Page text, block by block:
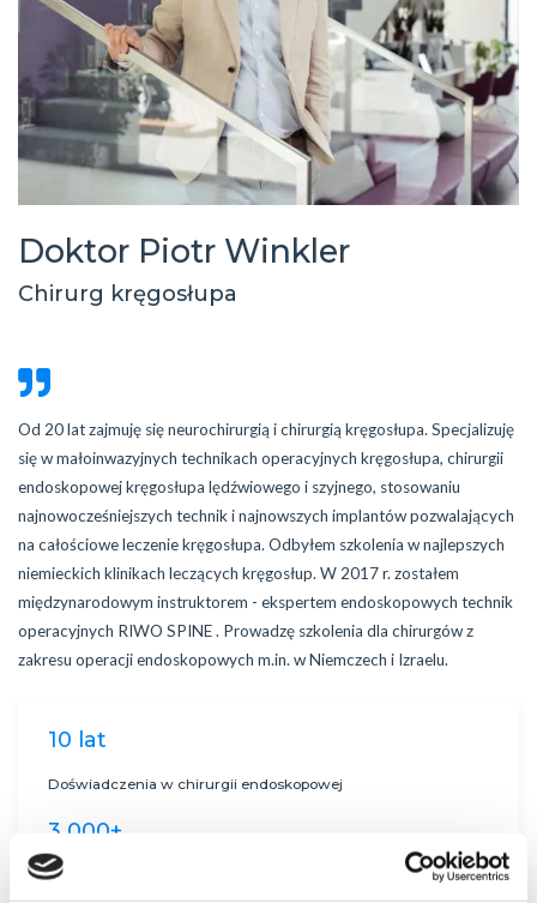
Doktor Piotr Winkler
Chirurg kręgosłupa
Od 20 lat zajmuję się neurochirurgią i chirurgią kręgosłupa. Specjalizuję
się w małoinwazyjnych technikach operacyjnych kręgosłupa, chirurgii
endoskopowej kręgosłupa lędźwiowego i szyjnego, stosowaniu
najnowocześniejszych technik i najnowszych implantów pozwalających
na całościowe leczenie kręgosłupa. Odbyłem szkolenia w najlepszych
niemieckich klinikach leczących kręgosłup. W 2017 r. zostałem
międzynarodowym instruktorem - ekspertem endoskopowych technik
operacyjnych RIWO SPINE . Prowadzę szkolenia dla chirurgów z
zakresu operacji endoskopowych m.in. w Niemczech i Izraelu.
10 lat
Doświadczenia w chirurgii endoskopowej
3 000+
Wykonanych operacji kręgosłupa